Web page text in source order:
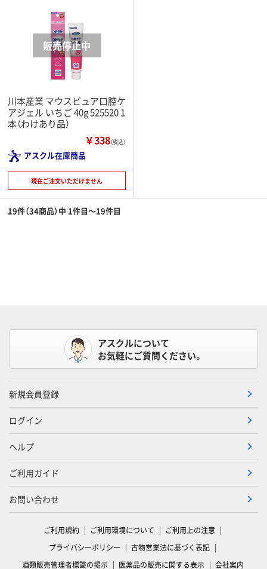
川本産業 マウスピュア口腔ケ
アジェル いちご 40g 525520 1
本（わけあり品）
￥338（税込）
アスクル在庫商品
現在ご注文いただけません
19件（34商品）中 1件目～19件目
アスクルについて
お気軽にご質問ください。
新規会員登録
ログイン
ヘルプ
ご利用ガイド
お問い合わせ
ご利用規約 ご利用環境について
ご利用上の注意
プライバシーポリシー
古物営業法に基づく表記
酒類販売管理者標識の掲示
医薬品の販売に関する表示 会社案内